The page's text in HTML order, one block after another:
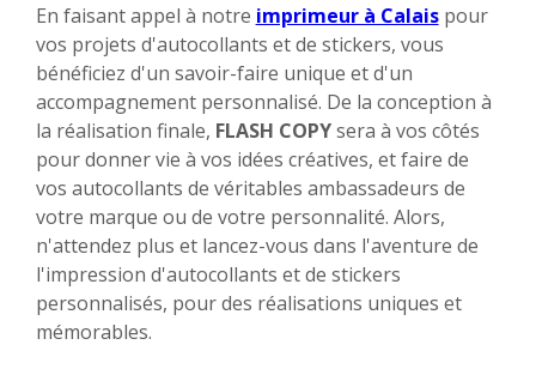
En faisant appel à notre imprimeur à Calaispour
vos projets d'autocollants et de stickers, vous
bénéficiez d'un savoir-faire unique et d'un
accompagnement personnalisé. De la conception à
la réalisation finale, FLASH COPYsera à vos côtés
pour donner vie à vos idées créatives, et faire de
vos autocollants de véritables ambassadeurs de
votre marque ou de votre personnalité. Alors,
n'attendez plus et lancez-vous dans l'aventure de
l'impression d'autocollants et de stickers
personnalisés, pour des réalisations uniques et
mémorables.